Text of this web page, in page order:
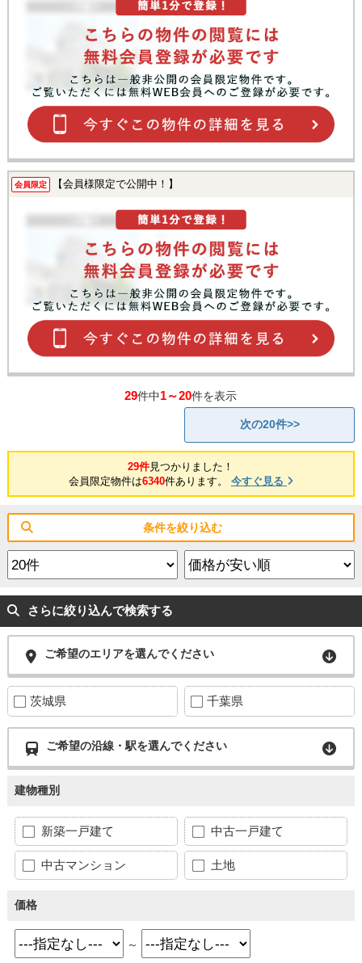
会員限定 【会員様限定で公開中！】
29件中1～20件を表示
次の20件>>
29件見つかりました！
会員限定物件は6340件あります。 今すぐ見る
条件を絞り込む
さらに絞り込んで検索する
ご希望のエリアを選んでください
茨城県 千葉県
ご希望の沿線・駅を選んでください
建物種別
新築一戸建て 中古一戸建て
中古マンション 土地
価格
～